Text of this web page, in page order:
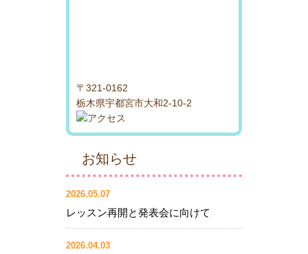
〒321-0162
栃木県宇都宮市大和2-10-2
お知らせ
2026.05.07
レッスン再開と発表会に向けて
2026.04.03